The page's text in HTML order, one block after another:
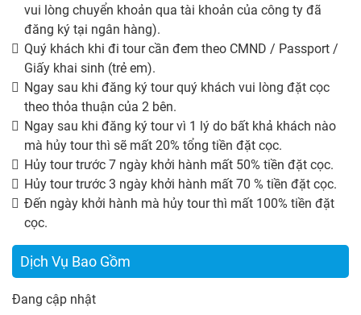
vui lòng chuyển khoản qua tài khoản của công ty đã
đăng ký tại ngân hàng).
Quý khách khi đi tour cần đem theo CMND / Passport /
Giấy khai sinh (trẻ em).
Ngay sau khi đăng ký tour quý khách vui lòng đặt cọc
theo thỏa thuận của 2 bên.
Ngay sau khi đăng ký tour vì 1 lý do bất khả khách nào
mà hủy tour thì sẽ mất 20% tổng tiền đặt cọc.
Hủy tour trước 7 ngày khởi hành mất 50% tiền đặt cọc.
Hủy tour trước 3 ngày khởi hành mất 70 % tiền đặt cọc.
Đến ngày khởi hành mà hủy tour thì mất 100% tiền đặt
cọc.
Dịch Vụ Bao Gồm
Đang cập nhật